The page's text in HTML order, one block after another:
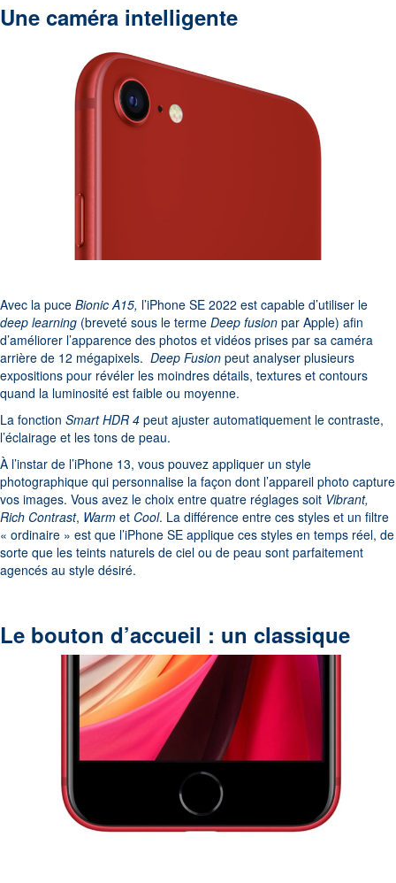
Une caméra intelligente
Avec la puce Bionic A15, l’iPhone SE 2022 est capable d’utiliser le
deep learning (breveté sous le terme Deep fusion par Apple) afin
d’améliorer l’apparence des photos et vidéos prises par sa caméra
arrière de 12 mégapixels. Deep Fusion peut analyser plusieurs
expositions pour révéler les moindres détails, textures et contours
quand la luminosité est faible ou moyenne.
La fonction Smart HDR 4 peut ajuster automatiquement le contraste,
l’éclairage et les tons de peau.
À l’instar de l’iPhone 13, vous pouvez appliquer un style
photographique qui personnalise la façon dont l’appareil photo capture
vos images. Vous avez le choix entre quatre réglages soit Vibrant,
Rich Contrast, Warm et Cool. La différence entre ces styles et un filtre
« ordinaire » est que l’iPhone SE applique ces styles en temps réel, de
sorte que les teints naturels de ciel ou de peau sont parfaitement
agencés au style désiré.
Le bouton d’accueil : un classique